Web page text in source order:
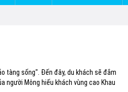
tàng sống". Đến đây, du khách sẽ đắm
người Mông hiếu khách vùng cao Khau